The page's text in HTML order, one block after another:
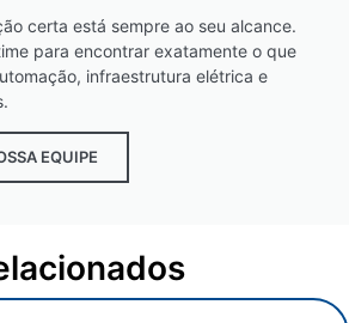
certa está sempre ao seu alcance.
para encontrar exatamente o que
infraestrutura elétrica e
EQUIPE